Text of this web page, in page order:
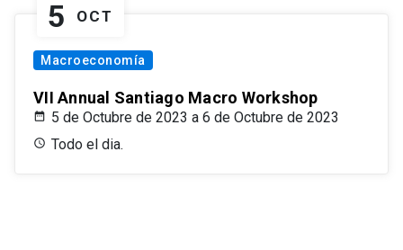
5 OCT
Macroeconomía
VII Annual Santiago Macro Workshop
5 de Octubre de 2023 a 6 de Octubre de 2023
Todo el dia.